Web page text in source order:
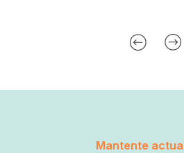
Mantente